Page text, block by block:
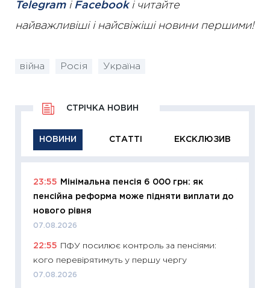
Telegramі Facebookі читайте
найважливіші і найсвіжіші новини першими!
війна Росія Україна
НОВИНИ СТАТТІ ЕКСКЛЮЗИВ
СТРІЧКА НОВИН
23:55
Мінімальна пенсія 6 000 грн: як
пенсійна реформа може підняти виплати до
нового рівня
07.08.2026
22:55
ПФУ посилює контроль за пенсіями:
кого перевірятимуть у першу чергу
07.08.2026